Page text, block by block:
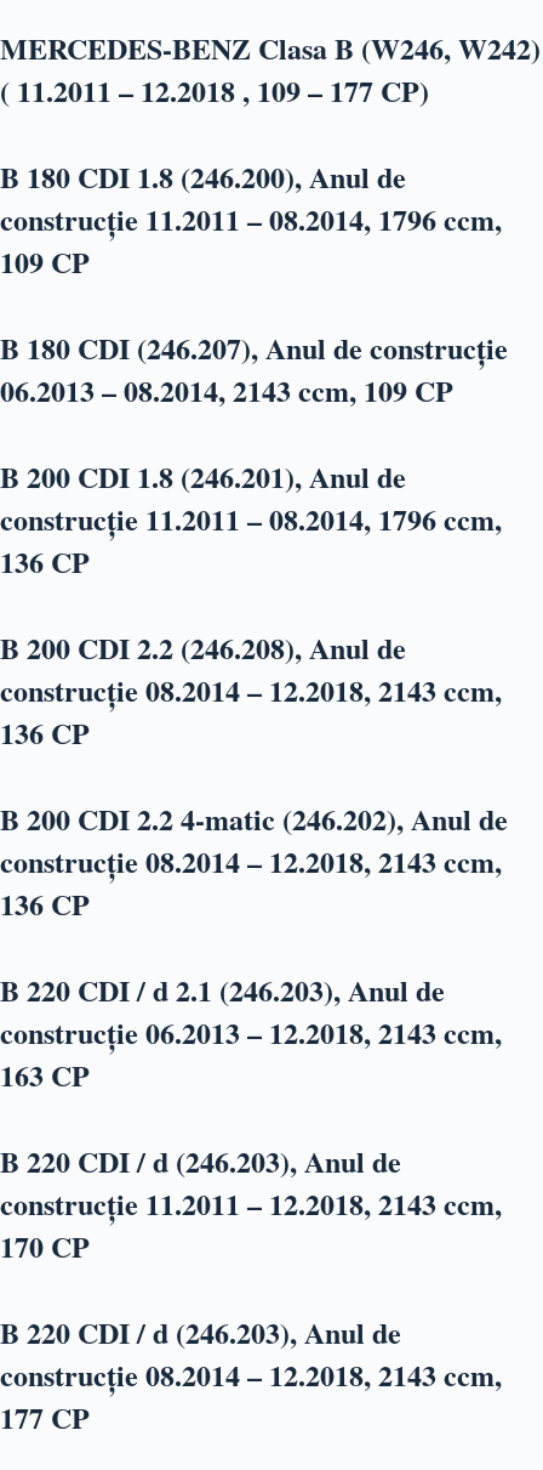
MERCEDES-BENZ Clasa B (W246, W242)
( 11.2011 – 12.2018 , 109 – 177 CP)
B 180 CDI 1.8 (246.200), Anul de
construcție 11.2011 – 08.2014, 1796 ccm,
109 CP
B 180 CDI (246.207), Anul de construcție
06.2013 – 08.2014, 2143 ccm, 109 CP
B 200 CDI 1.8 (246.201), Anul de
construcție 11.2011 – 08.2014, 1796 ccm,
136 CP
B 200 CDI 2.2 (246.208), Anul de
construcție 08.2014 – 12.2018, 2143 ccm,
136 CP
B 200 CDI 2.2 4-matic (246.202), Anul de
construcție 08.2014 – 12.2018, 2143 ccm,
136 CP
B 220 CDI / d 2.1 (246.203), Anul de
construcție 06.2013 – 12.2018, 2143 ccm,
163 CP
B 220 CDI / d (246.203), Anul de
construcție 11.2011 – 12.2018, 2143 ccm,
170 CP
B 220 CDI / d (246.203), Anul de
construcție 08.2014 – 12.2018, 2143 ccm,
177 CP